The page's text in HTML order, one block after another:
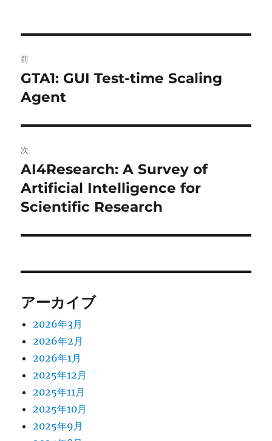
稿
ナ
ビ
ゲ
ー
シ
前
前
の
稿:
GTA1: GUI Test-time Scaling
Agent
次
次
の
投
AI4Research: A Survey of
Artificial Intelligence for
Scientific Research
アーカイブ
2026年3月
2026年2月
2026年1月
2025年12月
2025年11月
2025年10月
2025年9月